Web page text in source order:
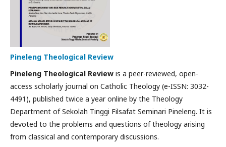
Pineleng Theological Review
Pineleng Theological Review is a peer-reviewed, open-
access scholarly journal on Catholic Theology (e-ISSN: 3032-
4491), published twice a year online by the Theology
Department of Sekolah Tinggi Filsafat Seminari Pineleng. It is
devoted to the problems and questions of theology arising
from classical and contemporary discussions.